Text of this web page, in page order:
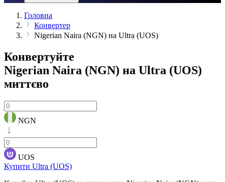
Головна
Конвертер
Nigerian Naira (NGN) на Ultra (UOS)
Конвертуйте
Nigerian Naira (NGN) на Ultra (UOS)
миттєво
NGN
UOS
Купити Ultra (UOS)